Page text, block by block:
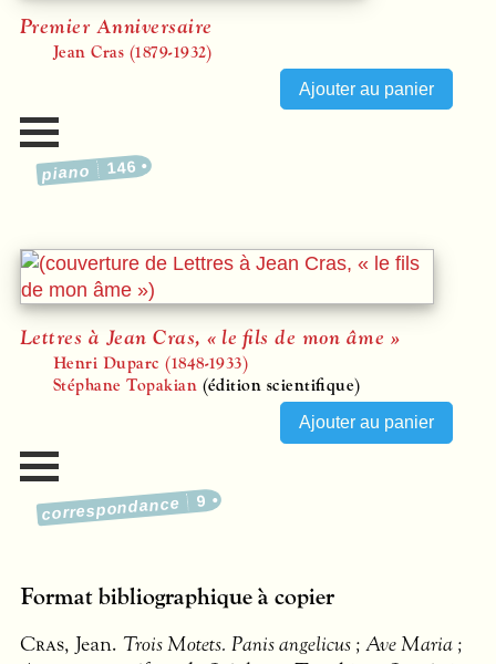
Premier Anniversaire
Jean Cras (1879-1932)
piano 146
Lettres à Jean Cras, « le fils de mon âme »
Henri Duparc (1848-1933)
Stéphane Topakian (édition scientifique)
correspondance 9
Format bibliographique à copier
Cras, Jean. Trois Motets. Panis angelicus ; Ave Maria ;